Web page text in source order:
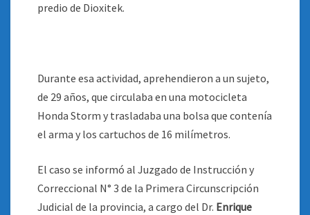
predio de Dioxitek.
Durante esa actividad, aprehendieron a un sujeto,
de 29 años, que circulaba en una motocicleta
Honda Storm y trasladaba una bolsa que contenía
el arma y los cartuchos de 16 milímetros.
El caso se informó al Juzgado de Instrucción y
Correccional N° 3 de la Primera Circunscripción
Judicial de la provincia, a cargo del Dr. Enrique